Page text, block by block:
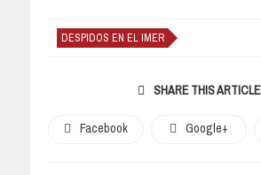
DESPIDOS EN EL IMER
SHARE THIS ARTICLE
Facebook Google+